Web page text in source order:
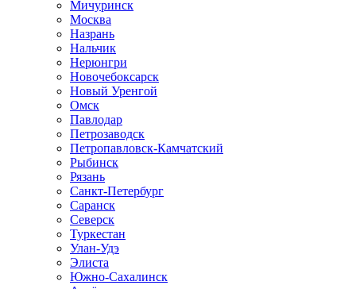
Мичуринск
Москва
Назрань
Нальчик
Нерюнгри
Новочебоксарск
Новый Уренгой
Омск
Павлодар
Петрозаводск
Петропавловск-Камчатский
Рыбинск
Рязань
Санкт-Петербург
Саранск
Северск
Туркестан
Улан-Удэ
Элиста
Южно-Сахалинск